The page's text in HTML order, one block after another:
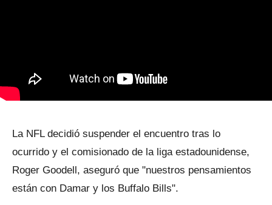
La NFL decidió suspender el encuentro tras lo
ocurrido y el comisionado de la liga estadounidense,
Roger Goodell, aseguró que "nuestros pensamientos
están con Damar y los Buffalo Bills".